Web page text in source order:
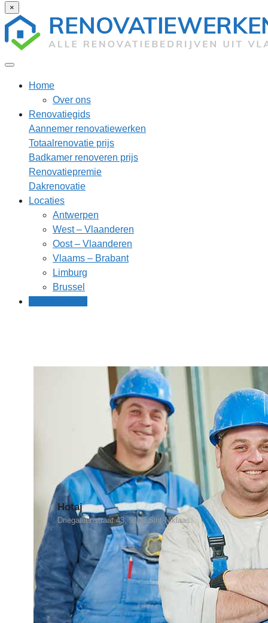
×
Home
Over ons
Renovatiegids
Aannemer renovatiewerken
Totaalrenovatie prijs
Badkamer renoveren prijs
Renovatiepremie
Dakrenovatie
Locaties
Antwerpen
West – Vlaanderen
Oost – Vlaanderen
Vlaams – Brabant
Limburg
Brussel
Hotaj
Driegaaienstraat 43, 9100 Sint-Niklaas